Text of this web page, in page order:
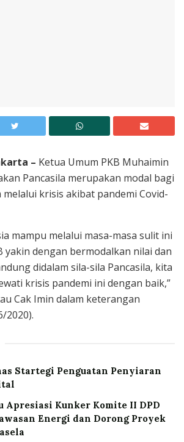
– Ketua Umum PKB Muhaimin
Pancasila merupakan modal bagi
krisis akibat pandemi Covid-
mampu melalui masa-masa sulit ini
yakin dengan bermodalkan nilai dan
didalam sila-sila Pancasila, kita
krisis pandemi ini dengan baik,”
Cak Imin dalam keterangan
2020).
Startegi Penguatan Penyiaran
Apresiasi Kunker Komite II DPD
Energi dan Dorong Proyek